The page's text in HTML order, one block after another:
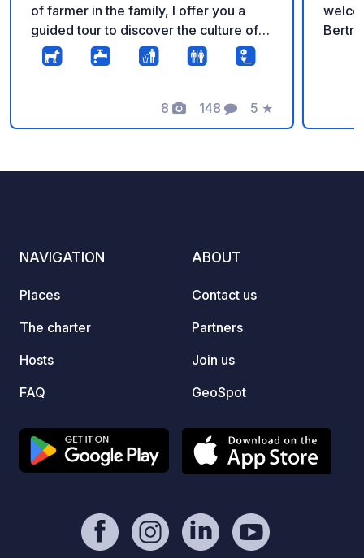
of farmer in the family, I offer you a
guided tour to discover the culture of
saffron, goji berries and vines followed
by a free tasting. Farm shop on site.
rain parking is difficult.
8
Photos
148
Comments
5
Rating
★
know
NAVIGATION
Places
The charter
Hosts
FAQ
ABOUT
Contact us
Partners
Join us
GeoSpot